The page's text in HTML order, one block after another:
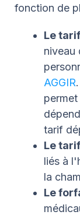
fonction de
Le
niveau
AGGIR
tarif
Le
liés à
la
Le